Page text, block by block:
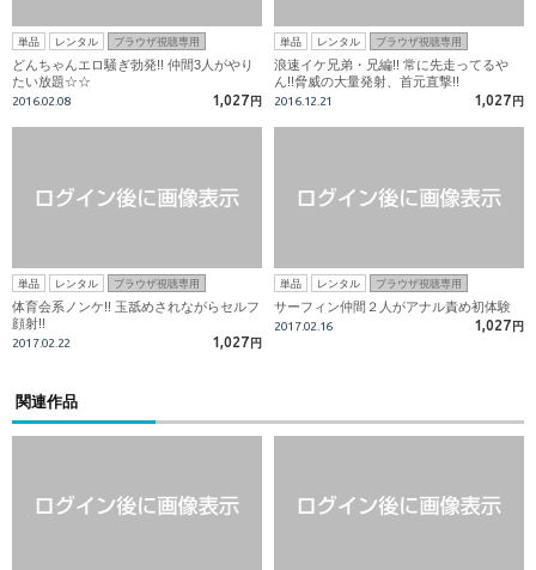
単品 レンタル ブラウザ視聴専用
どんちゃんエロ騒ぎ勃発!! 仲間3人がやり
たい放題☆☆
2016.02.08 1,027 円
単品 レンタル ブラウザ視聴専用
浪速イケ兄弟・兄編!! 常に先走ってるや
ん!!脅威の大量発射、首元直撃!!
2016.12.21 1,027 円
単品 レンタル ブラウザ視聴専用
体育会系ノンケ!! 玉舐めされながらセルフ
顔射!!
2017.02.22 1,027 円
単品 レンタル ブラウザ視聴専用
サーフィン仲間２人がアナル責め初体験
2017.02.16 1,027 円
関連作品